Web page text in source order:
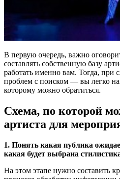
В первую очередь, важно
составлять собственную базу
работать именно вам. Тогда, при
проблем с поиском — вы легко
которому можно обратиться.
Схема, по которой
артиста для
1. Понять какая публика
какая будет выбрана
На этом этапе нужно составить